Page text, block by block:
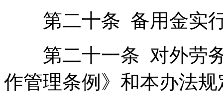
第二十条 备用金实行
第二十一条 对外劳务
作管理条例》和本办法